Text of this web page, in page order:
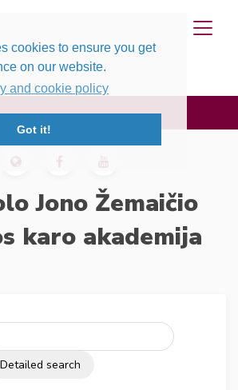
cookies to ensure you get
on our website.
and cookie policy
Got it!
Jono Žemaičio
karo akademija
Detailed search